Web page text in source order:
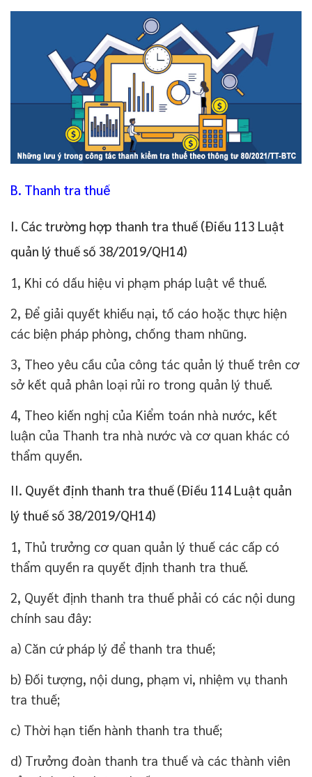
B. Thanh tra thuế
I. Các trường hợp thanh tra thuế (Điều 113 Luật
quản lý thuế số 38/2019/QH14)
1, Khi có dấu hiệu vi phạm pháp luật về thuế.
2, Để giải quyết khiếu nại, tố cáo hoặc thực hiện
các biện pháp phòng, chống tham nhũng.
3, Theo yêu cầu của công tác quản lý thuế trên cơ
sở kết quả phân loại rủi ro trong quản lý thuế.
4, Theo kiến nghị của Kiểm toán nhà nước, kết
luận của Thanh tra nhà nước và cơ quan khác có
thẩm quyền.
II. Quyết định thanh tra thuế (Điều 114 Luật quản
lý thuế số 38/2019/QH14)
1, Thủ trưởng cơ quan quản lý thuế các cấp có
thẩm quyền ra quyết định thanh tra thuế.
2, Quyết định thanh tra thuế phải có các nội dung
chính sau đây:
a) Căn cứ pháp lý để thanh tra thuế;
b) Đối tượng, nội dung, phạm vi, nhiệm vụ thanh
tra thuế;
c) Thời hạn tiến hành thanh tra thuế;
d) Trưởng đoàn thanh tra thuế và các thành viên